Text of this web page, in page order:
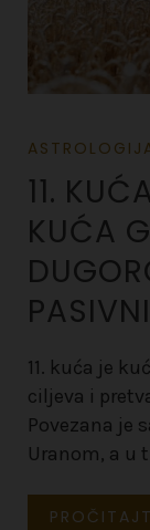
11.
KUĆA
11. kuća je
ciljeva i
Povezana je
Uranom, a u